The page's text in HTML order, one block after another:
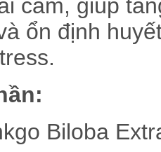
cảm, giúp
ổn định
Extract